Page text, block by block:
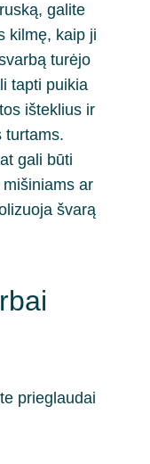
galite
kilmę, kaip ji
turėjo
tapti puikia
išteklius ir
turtams.
gali būti
ar
švarą
prieglaudai